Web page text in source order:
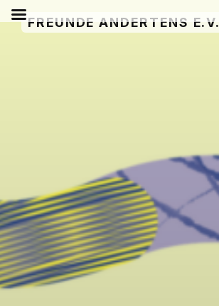
Zum
Inhalt FREUNDE ANDERTENS E.V.